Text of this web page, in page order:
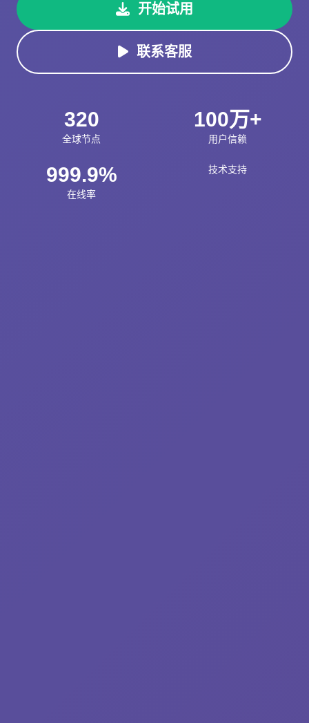
开始试用
联系客服
320
全球节点
100万+
用户信赖
999.9%
在线率
技术支持